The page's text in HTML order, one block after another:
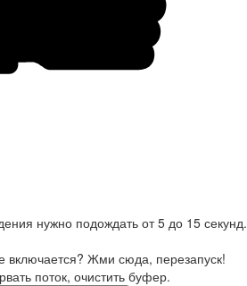
нужно подождать от 5 до 15 секунд.
включается? Жми сюда, перезапуск!
поток, очистить буфер.